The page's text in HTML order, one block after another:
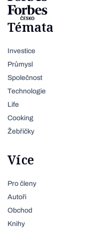
Témata
Investice
Průmysl
Společnost
Technologie
Life
Cooking
Žebříčky
Více
Pro členy
Autoři
Obchod
Knihy